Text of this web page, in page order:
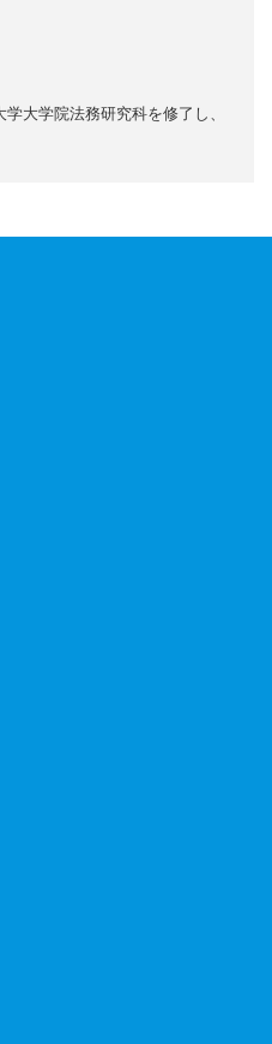
大学院法務研究科を修了し、